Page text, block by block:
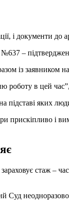
і документи
–
із заявником
роботу в цей
яких
і
стаж –
Суд